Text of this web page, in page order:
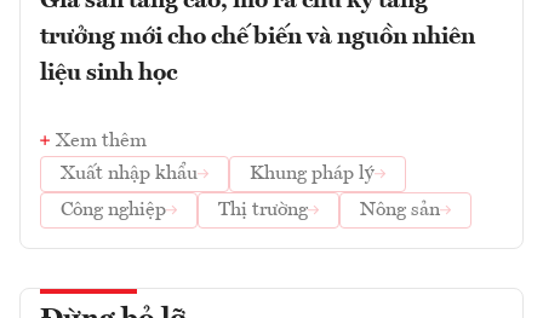
trưởng mới cho chế biến và nguồn nhiên
liệu sinh học
Xem thêm
Xuất nhập khẩu
Khung pháp lý
Công nghiệp
Thị trường Nông sản